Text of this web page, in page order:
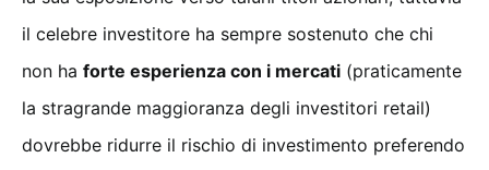
il celebre investitore ha sempre sostenuto che chi
non ha forte esperienza con i mercati (praticamente
la stragrande maggioranza degli investitori retail)
dovrebbe ridurre il rischio di investimento preferendo